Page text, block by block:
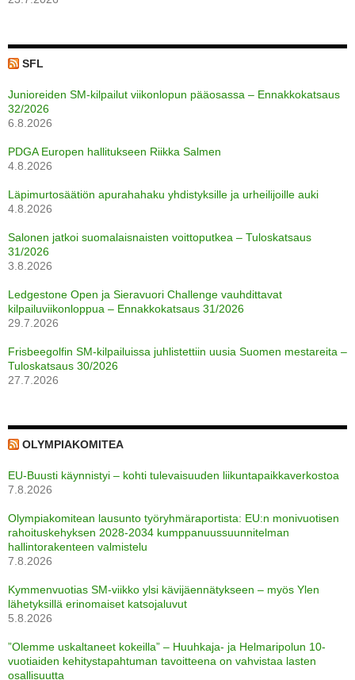
SFL
Junioreiden SM-kilpailut viikonlopun pääosassa – Ennakkokatsaus
32/2026
6.8.2026
PDGA Europen hallitukseen Riikka Salmen
4.8.2026
Läpimurtosäätiön apurahahaku yhdistyksille ja urheilijoille auki
4.8.2026
Salonen jatkoi suomalaisnaisten voittoputkea – Tuloskatsaus
31/2026
3.8.2026
Ledgestone Open ja Sieravuori Challenge vauhdittavat
kilpailuviikonloppua – Ennakkokatsaus 31/2026
29.7.2026
Frisbeegolfin SM-kilpailuissa juhlistettiin uusia Suomen mestareita –
Tuloskatsaus 30/2026
27.7.2026
OLYMPIAKOMITEA
EU-Buusti käynnistyi – kohti tulevaisuuden liikuntapaikkaverkostoa
7.8.2026
Olympiakomitean lausunto työryhmäraportista: EU:n monivuotisen
rahoituskehyksen 2028-2034 kumppanuussuunnitelman
hallintorakenteen valmistelu
7.8.2026
Kymmenvuotias SM-viikko ylsi kävijäennätykseen – myös Ylen
lähetyksillä erinomaiset katsojaluvut
5.8.2026
”Olemme uskaltaneet kokeilla” – Huuhkaja- ja Helmaripolun 10-
vuotiaiden kehitystapahtuman tavoitteena on vahvistaa lasten
osallisuutta